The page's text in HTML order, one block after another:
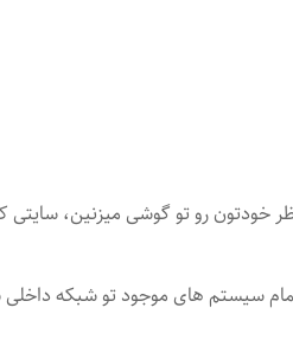
خودتون رو تو گوشی میزنین،
سیستم های موجود تو شبکه داخلی